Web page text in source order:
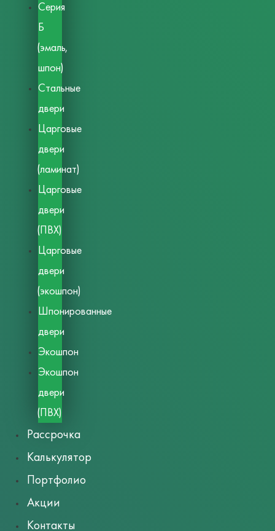
Серия
Б
(эмаль,
шпон)
Стальные
двери
Царговые
двери
(ламинат)
Царговые
двери
(ПВХ)
Царговые
двери
(экошпон)
Шпонированные
двери
Экошпон
Экошпон
двери
(ПВХ)
Рассрочка
Калькулятор
Портфолио
Акции
Контакты